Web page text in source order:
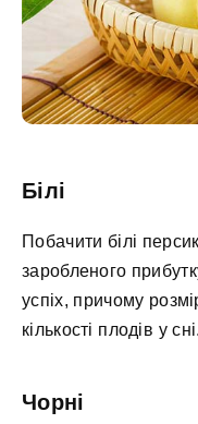
Білі
Побачити білі
заробленого
успіх, причому
кількості плодів у сні.
Чорні